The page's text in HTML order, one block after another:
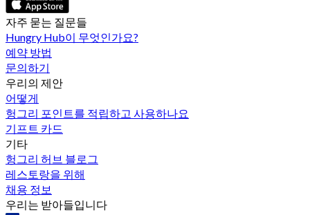
자주 묻는 질문들
Hungry Hub이 무엇인가요?
예약 방법
문의하기
우리의 제안
어떻게
헝그리 포인트를 적립하고 사용하나요
기프트 카드
기타
헝그리 허브 블로그
레스토랑을 위해
채용 정보
우리는 받아들입니다